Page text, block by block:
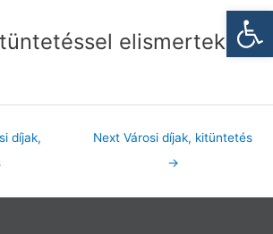
elismertek
díjak,
Next Városi díjak, kitüntetés
→